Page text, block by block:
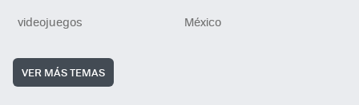
videojuegos
México
VER MÁS TEMAS